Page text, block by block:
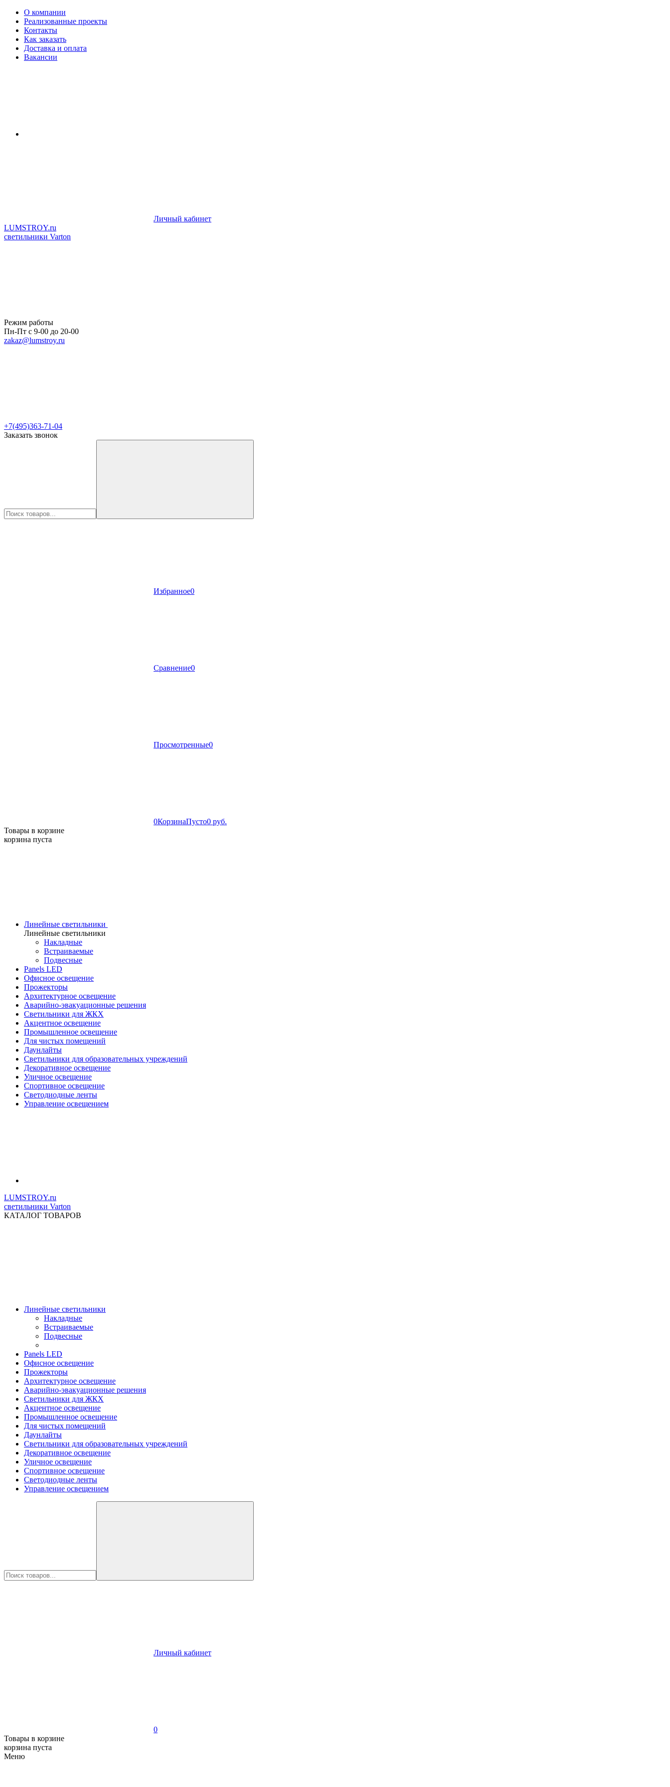
О компании
Реализованные проекты
Контакты
Как заказать
Доставка и оплата
Вакансии
Личный кабинет
LUMSTROY.ru
светильники Varton
Режим работы
Пн-Пт с 9-00 до 20-00
zakaz@lumstroy.ru
+7(495)363-71-04
Заказать звонок
Избранное0
Сравнение0
Просмотренные0
0КорзинаПусто0 руб.
Товары в корзине
корзина пуста
Линейные светильники
Линейные светильники
Накладные
Встраиваемые
Подвесные
Panels LED
Офисное освещение
Прожекторы
Архитектурное освещение
Аварийно-эвакуационные решения
Светильники для ЖКХ
Акцентное освещение
Промышленное освещение
Для чистых помещений
Даунлайты
Светильники для образовательных учреждений
Декоративное освещение
Уличное освещение
Спортивное освещение
Светодиодные ленты
Управление освещением
LUMSTROY.ru
светильники Varton
КАТАЛОГ ТОВАРОВ
Линейные светильники
Накладные
Встраиваемые
Подвесные
Panels LED
Офисное освещение
Прожекторы
Архитектурное освещение
Аварийно-эвакуационные решения
Светильники для ЖКХ
Акцентное освещение
Промышленное освещение
Для чистых помещений
Даунлайты
Светильники для образовательных учреждений
Декоративное освещение
Уличное освещение
Спортивное освещение
Светодиодные ленты
Управление освещением
Личный кабинет
0
Товары в корзине
корзина пуста
Меню